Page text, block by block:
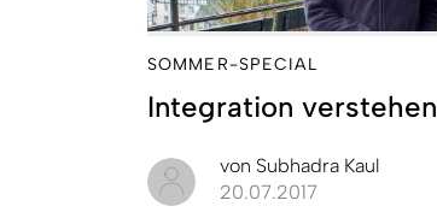
SOMMER-SPECIAL
Integration verstehen
von Subhadra Kaul
20.07.2017